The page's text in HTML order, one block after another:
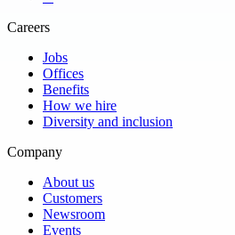
Careers
Jobs
Offices
Benefits
How we hire
Diversity and inclusion
Company
About us
Customers
Newsroom
Events